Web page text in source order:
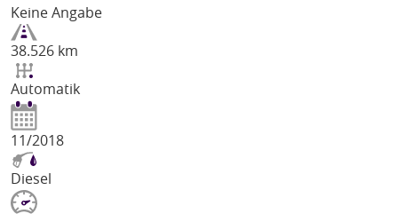
Keine Angabe
38.526 km
Automatik
11/2018
Diesel